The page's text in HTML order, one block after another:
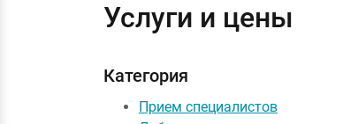
Услуги и цены
Категория
Прием специалистов